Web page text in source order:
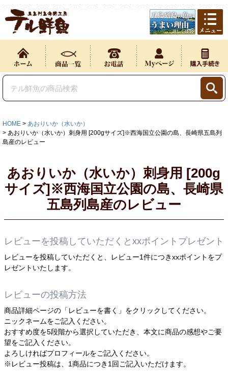
HOME
あおりいか（水いか）
あおりいか（水いか）刺身用 [200gサイズ]※西海国立公園の島、長崎県五島列
島産のレビュー
あおりいか（水いか）刺身用 [200g
サイズ]※西海国立公園の島、長崎県
五島列島産のレビュー
レビューを投稿していただくとxxポイントプレゼント
レビューを投稿していただくと、レビュー1件につきxxポイントをプ
レゼントいたします。
レビューの投稿方法
商品詳細ページの「レビューを書く」をクリックしてください。
ニックネームをご記入ください。
おすすめ度を5段階から選択していただき、本文に商品の感想やご要
望をご記入ください。
よろしければプロフィールをご記入ください。
※レビュー投稿は、1商品につき1回ご記入いただけます。